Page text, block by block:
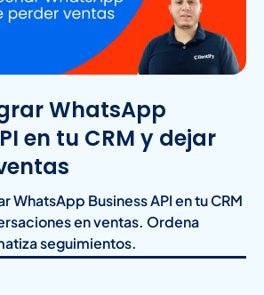
WhatsApp
en tu CRM y dejar
WhatsApp Business API en tu CRM
en ventas. Ordena
seguimientos.